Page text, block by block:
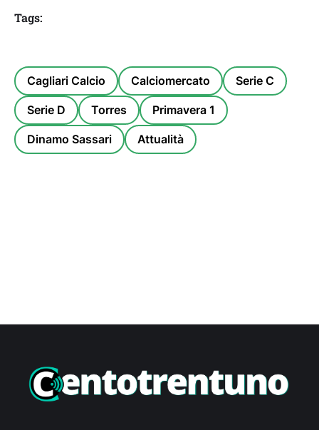
Tags:
Cagliari Calcio Calciomercato Serie C
Serie D Torres Primavera 1
Dinamo Sassari Attualità